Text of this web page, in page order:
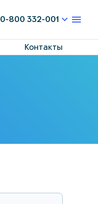
0-800 332-001
Контакты